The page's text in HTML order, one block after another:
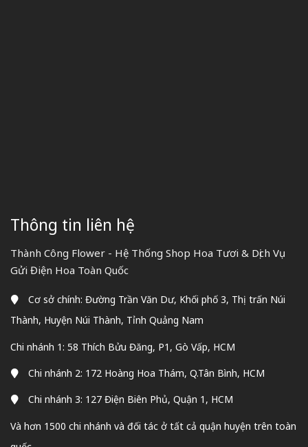
Thông tin liên hệ
Thành Công Flower - Hệ Thống Shop Hoa Tươi & Dịch Vụ
Gửi Điện Hoa Toàn Quốc
Cơ sở chính: Đường Trần Văn Dư, Khối phố 3, Thị trấn Núi
Thành, Huyện Núi Thành, Tỉnh Quảng Nam
Chi nhánh 1: 58 Thích Bửu Đăng, P1, Gò Vấp, HCM
Chi nhánh 2: 172 Hoàng Hoa Thám, Q.Tân Bình, HCM
Chi nhánh 3: 127 Điện Biên Phủ, Quận 1, HCM
Và hơn 1500 chi nhánh và đối tác ở tất cả quận huyện trên toàn